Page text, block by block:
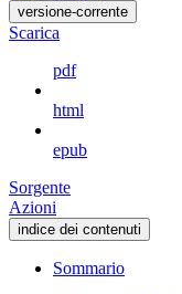
versione-corrente
Scarica
pdf
html
epub
Sorgente
Azioni
indice dei contenuti
Sommario